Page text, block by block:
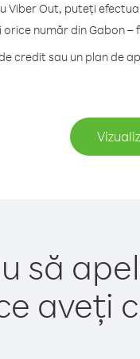
Viber Out, puteți
număr din Gabon –
credit sau un plan de
să
aveți